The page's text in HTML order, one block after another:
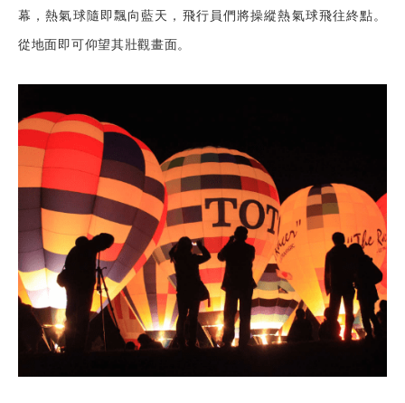
幕，熱氣球隨即飄向藍天，飛行員們將操縱熱氣球飛往終點。
從地面即可仰望其壯觀畫面。